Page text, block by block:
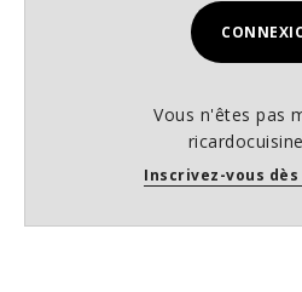
Vous n'êtes pas
Inscrivez-vous